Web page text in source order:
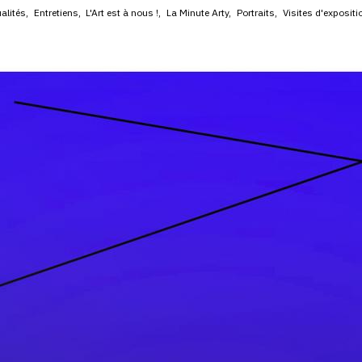
Entretiens L'Art est à nous ! La Minute Arty Portraits Visites